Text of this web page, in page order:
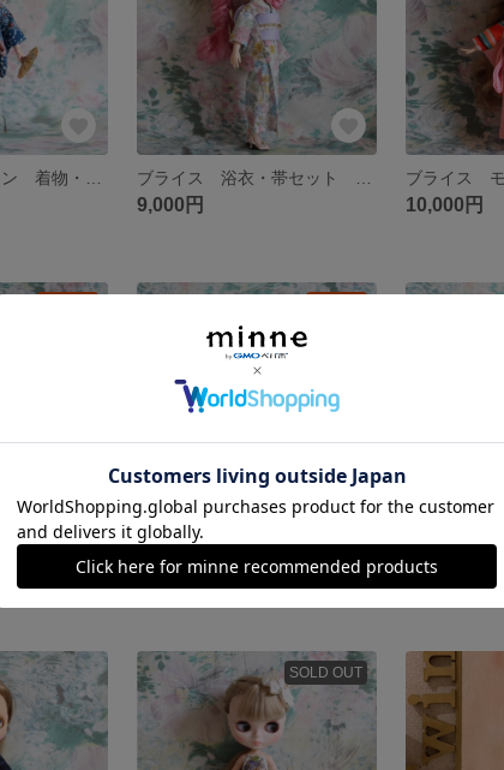
9,000円 10,000円
ブライス 絹 着物・帯セット アウトフィット ブライス 絹 着物・帯セット アウトフィット
7,000円 10,000円
SOLD OUT